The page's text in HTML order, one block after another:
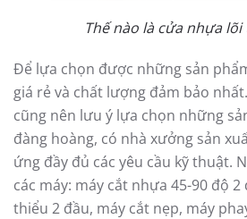
Thế nào là cửa nhựa
Để lựa chọn được những sản
giá rẻ và chất lượng đảm bảo
cũng nên lưu ý lựa chọn những
đàng hoàng, có nhà xưởng sản
ứng đầy đủ các yêu cầu kỹ thuật.
các máy: máy cắt nhựa 45-90 độ
thiểu 2 đầu, máy cắt nẹp, máy